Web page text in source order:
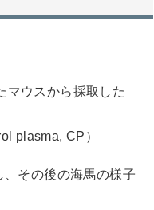
マウスから採取した
plasma, CP）
その後の海馬の様子